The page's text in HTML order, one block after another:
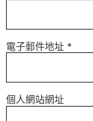
電子郵件地址 *
個人網站網址